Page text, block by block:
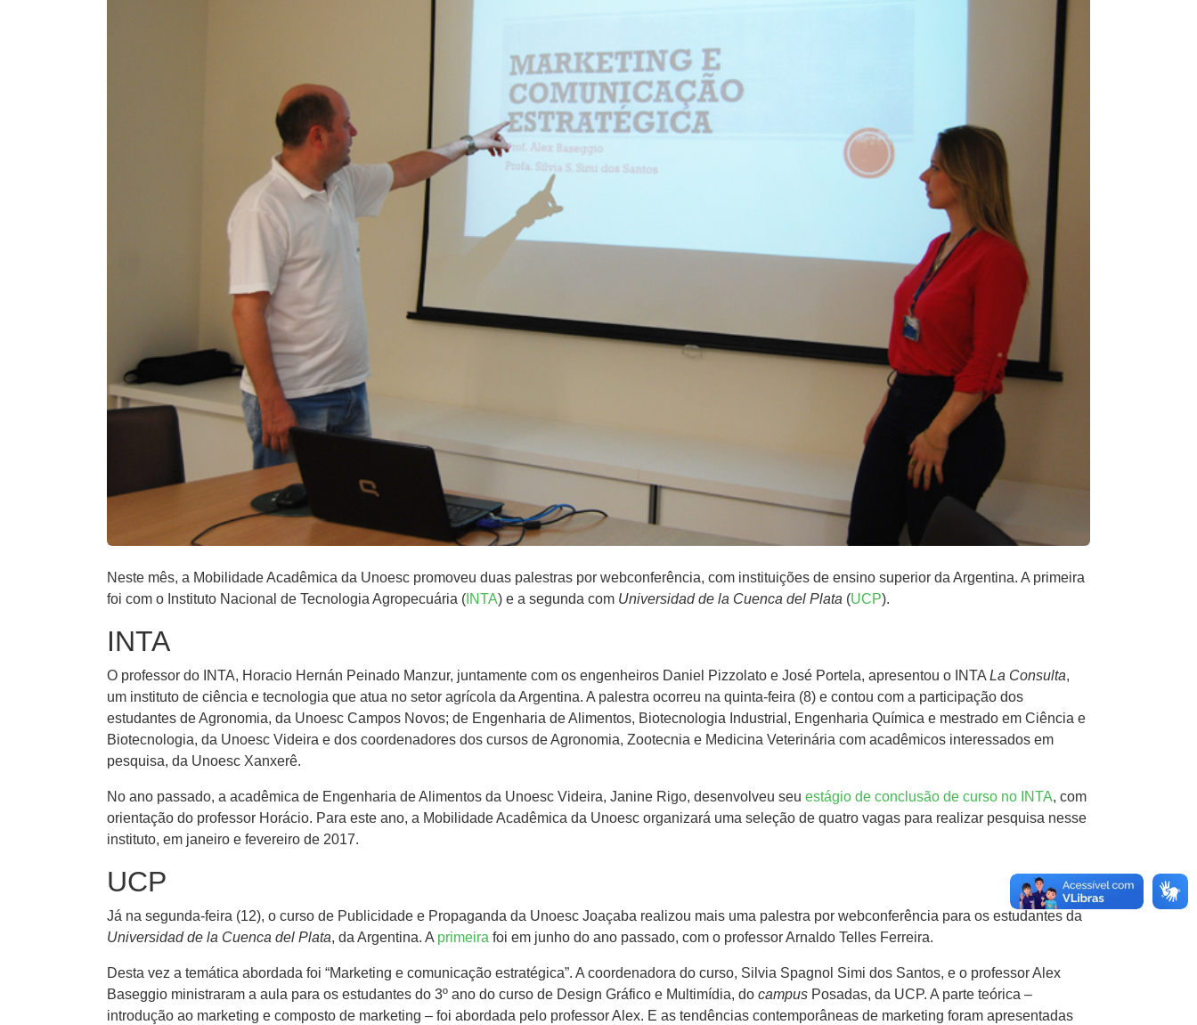
Neste mês, a Mobilidade Acadêmica da Unoesc promoveu duas palestras por webconferência, com instituições de ensino superior da Argentina. A primeira
foi com o Instituto Nacional de Tecnologia Agropecuária ( INTA) e a segunda com Universidad de la Cuenca del Plata (UCP).
INTA
O professor do INTA, Horacio Hernán Peinado Manzur, juntamente com os engenheiros Daniel Pizzolato e José Portela, apresentou o INTA La Consulta,
um instituto de ciência e tecnologia que atua no setor agrícola da Argentina. A palestra ocorreu na quinta-feira (8) e contou com a participação dos
estudantes de Agronomia, da Unoesc Campos Novos; de Engenharia de Alimentos, Biotecnologia Industrial, Engenharia Química e mestrado em Ciência e
Biotecnologia, da Unoesc Videira e dos coordenadores dos cursos de Agronomia, Zootecnia e Medicina Veterinária com acadêmicos interessados em
pesquisa, da Unoesc Xanxerê.
No ano passado, a acadêmica de Engenharia de Alimentos da Unoesc Videira, Janine Rigo, desenvolveu seu estágio de conclusão de curso no INTA, com
orientação do professor Horácio. Para este ano, a Mobilidade Acadêmica da Unoesc organizará uma seleção de quatro vagas para realizar pesquisa nesse
instituto, em janeiro e fevereiro de 2017.
UCP
Já na segunda-feira (12), o curso de Publicidade e Propaganda da Unoesc Joaçaba realizou mais uma palestra por webconferência para os estudantes da
Universidad de la Cuenca del Plata, da Argentina. A primeira foi em junho do ano passado, com o professor Arnaldo Telles Ferreira.
Desta vez a temática abordada foi “Marketing e comunicação estratégica”. A coordenadora do curso, Silvia Spagnol Simi dos Santos, e o professor Alex
Baseggio ministraram a aula para os estudantes do 3º ano do curso de Design Gráfico e Multimídia, do campus Posadas, da UCP. A parte teórica –
introdução ao marketing e composto de marketing – foi abordada pelo professor Alex. E as tendências contemporâneas de marketing foram apresentadas